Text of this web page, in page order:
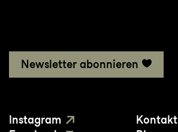
Newsletter abonnieren
Instagram
Kontakt